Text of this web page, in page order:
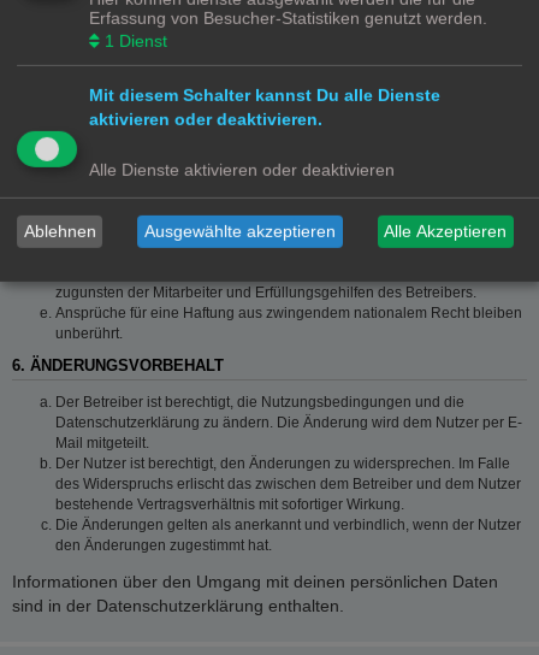
Die Haftung ist gegenüber Verbrauchern außer bei vorsätzlichem oder
grob fahrlässigem Verhalten oder bei Schäden aus der Verletzung von
Leben, Körper und Gesundheit und der Verletzung wesentlicher
Vertragspflichten (Kardinalpflichten) auf die bei Vertragsschluss
typischerweise vorhersehbaren Schäden und im übrigen der Höhe nach
für mittelbare Folgeschäden wie insbesondere entgangenen Gewinn.
Die Haftung ist gegenüber Unternehmern außer bei der Verletzung von
Leben, Körper und Gesundheit oder vorsätzlichem oder grob
nach auf die vertragstypischen Durchschnittsschäden begrenzt. Dies gilt
auch für mittelbare Schäden, insbesondere entgangenen Gewinn.
zugunsten der Mitarbeiter und Erfüllungsgehilfen des Betreibers.
Ansprüche für eine Haftung aus zwingendem nationalem Recht bleiben
unberührt.
6. ÄNDERUNGSVORBEHALT
Der Betreiber ist berechtigt, die Nutzungsbedingungen und die
Datenschutzerklärung zu ändern. Die Änderung wird dem Nutzer per E-
Mail mitgeteilt.
Der Nutzer ist berechtigt, den Änderungen zu widersprechen. Im Falle
des Widerspruchs erlischt das zwischen dem Betreiber und dem Nutzer
bestehende Vertragsverhältnis mit sofortiger Wirkung.
Die Änderungen gelten als anerkannt und verbindlich, wenn der Nutzer
den Änderungen zugestimmt hat.
Informationen über den Umgang mit deinen persönlichen Daten
sind in der Datenschutzerklärung enthalten.
Erfassung von Besucher-Statistiken genutzt werden.
1 Dienst
Mit diesem Schalter kannst Du alle Dienste
aktivieren oder deaktivieren.
Alle Dienste aktivieren oder deaktivieren
Ablehnen Ausgewählte akzeptieren Alle Akzeptieren